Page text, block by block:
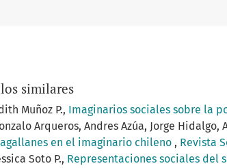
similares
Muñoz P., Imaginarios sociales sobre la
Arqueros, Andres Azúa, Jorge
en el imaginario chileno , Revista
Soto P., Representaciones sociales del